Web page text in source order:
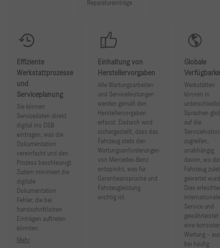
Reparatureinträge.
Effiziente
Werkstattprozesse
und
Serviceplanung
Sie können
Servicedaten direkt
digital ins DSB
eintragen, was die
Dokumentation
vereinfacht und den
Prozess beschleunigt.
Zudem minimiert die
digitale
Dokumentation
Fehler, die bei
handschriftlichen
Einträgen auftreten
könnten.
Mehr
Einhaltung von
Herstellervorgaben
Alle Wartungsarbeiten
und Serviceleistungen
werden gemäß den
Herstellervorgaben
erfasst. Dadurch wird
sichergestellt, dass das
Fahrzeug stets den
Wartungsanforderungen
von Mercedes-Benz
entspricht, was für
Garantieansprüche und
Fahrzeugleistung
wichtig ist.
Globale
Werkstätten
können in
Sprachen
auf die
zugreifen,
unabhängig
davon, wo
Fahrzeug
gewartet
Dies
Service und
gewährleistet
eine
Wartung –
bei häufig